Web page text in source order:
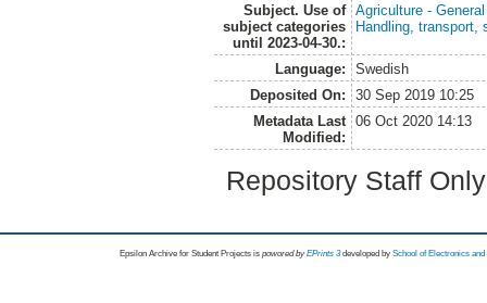
Subject. Use of
subject categories
until 2023-04-30.:
Agriculture -
Handling, transport,
Language:
Swedish
Deposited On:
30 Sep 2019 10:25
Metadata Last
Modified:
06 Oct 2020 14:13
Repository Staff
Epsilon Archive for Student Projects is powored byEPrints 3 developed by School of Electronics